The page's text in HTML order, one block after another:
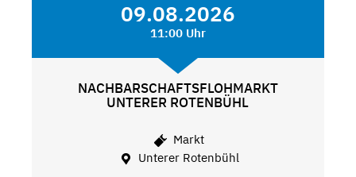
09.08.2026
11:00 Uhr
NACHBARSCHAFTSFLOHMARKT
UNTERER ROTENBÜHL
Markt
Unterer Rotenbühl